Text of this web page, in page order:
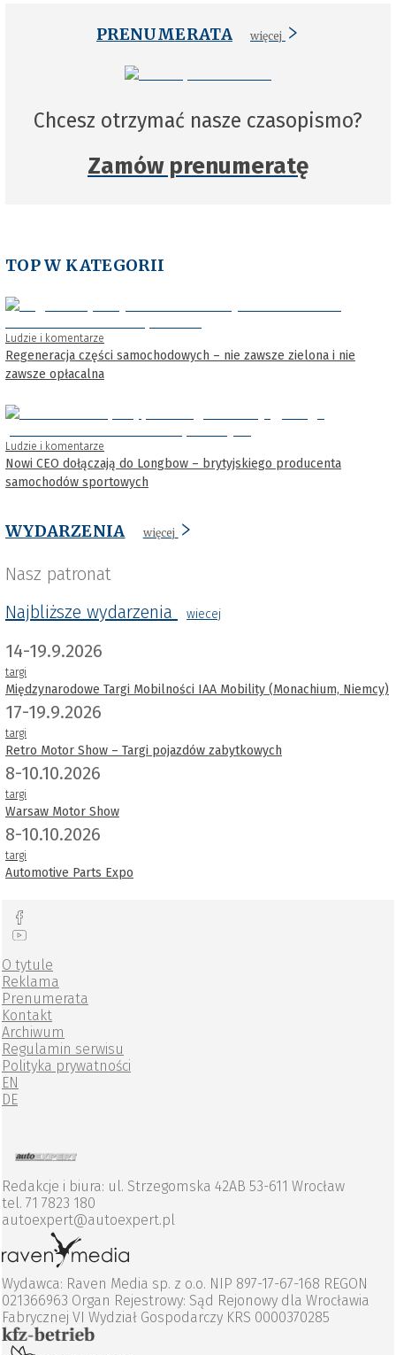
PRENUMERATA więcej
Chcesz otrzymać nasze czasopismo?
Zamów prenumeratę
TOP W KATEGORII
Ludzie i komentarze
Regeneracja części samochodowych – nie zawsze zielona i nie
zawsze opłacalna
Ludzie i komentarze
Nowi CEO dołączają do Longbow – brytyjskiego producenta
samochodów sportowych
WYDARZENIA więcej
Nasz patronat
Najbliższe wydarzenia
wiecej
14-19.9.2026
targi
Międzynarodowe Targi Mobilności IAA Mobility (Monachium, Niemcy)
17-19.9.2026
targi
Retro Motor Show – Targi pojazdów zabytkowych
8-10.10.2026
targi
Warsaw Motor Show
8-10.10.2026
targi
Automotive Parts Expo
O tytule
Reklama
Prenumerata
Kontakt
Archiwum
Regulamin serwisu
Polityka prywatności
EN
DE
Redakcje i biura: ul. Strzegomska 42AB 53-611 Wrocław
tel. 71 7823 180
autoexpert@autoexpert.pl
Wydawca: Raven Media sp. z o.o. NIP 897-17-67-168 REGON
021366963 Organ Rejestrowy: Sąd Rejonowy dla Wrocławia
Fabrycznej VI Wydział Gospodarczy KRS 0000370285